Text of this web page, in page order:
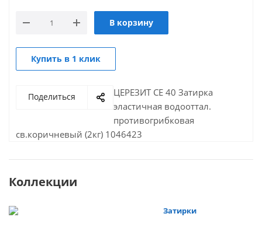
В корзину
Купить в 1 клик
Поделиться
ЦЕРЕЗИТ CE 40 Затирка
эластичная водооттал.
противогрибковая
св.коричневый (2кг) 1046423
Коллекции
Затирки